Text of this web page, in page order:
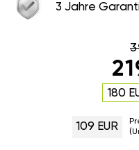
3 Jahre
180
109 EUR